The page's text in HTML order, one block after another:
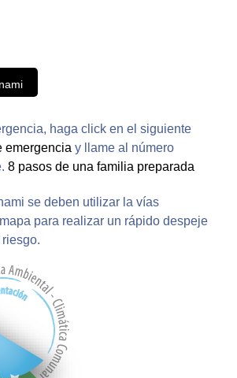
haga click en el siguiente
emergencia y llame al número
8 pasos de una familia preparada
se deben utilizar la vías
para realizar un rápido despeje